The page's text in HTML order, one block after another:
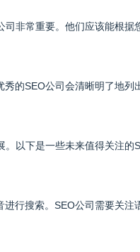
非常重要。他们应该能根
的SEO公司会清晰明了地
以下是一些未来值得关注的
行搜索。SEO公司需要关注